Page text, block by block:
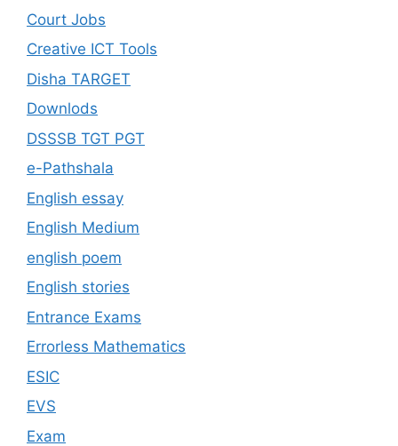
Court Jobs
Creative ICT Tools
Disha TARGET
Downlods
DSSSB TGT PGT
e-Pathshala
English essay
English Medium
english poem
English stories
Entrance Exams
Errorless Mathematics
ESIC
EVS
Exam